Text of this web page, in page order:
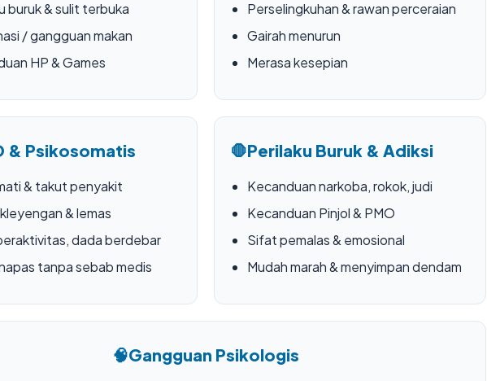
buruk & sulit terbuka
/ gangguan makan
HP & Games
Perselingkuhan & rawan perceraian
Gairah menurun
Merasa kesepian
& Psikosomatis
& takut penyakit
& lemas
dada berdebar
tanpa sebab medis
🛑Perilaku Buruk & Adiksi
Kecanduan narkoba, rokok, judi
Kecanduan Pinjol & PMO
Sifat pemalas & emosional
Mudah marah & menyimpan dendam
🧠Gangguan Psikologis